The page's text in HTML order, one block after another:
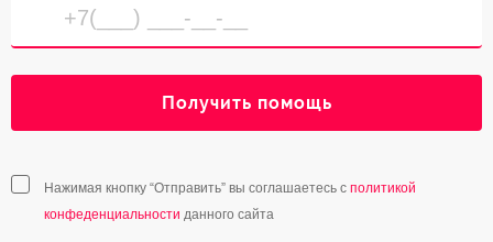
Получить помощь
Нажимая кнопку “Отправить” вы соглашаетесь с политикой
конфеденциальности данного сайта